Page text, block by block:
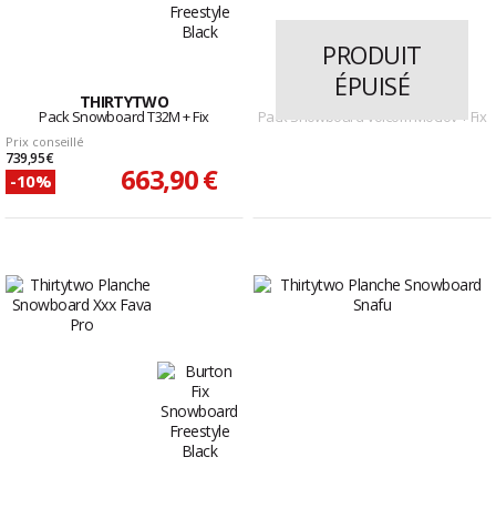
THIRTYTWO
Pack Snowboard T32M + Fix
Prix conseillé
739,95 €
-10% 663,90 €
THIRTYTWO
Pack Snowboard Volcom Moclov + Fix
PRODUIT
ÉPUISÉ